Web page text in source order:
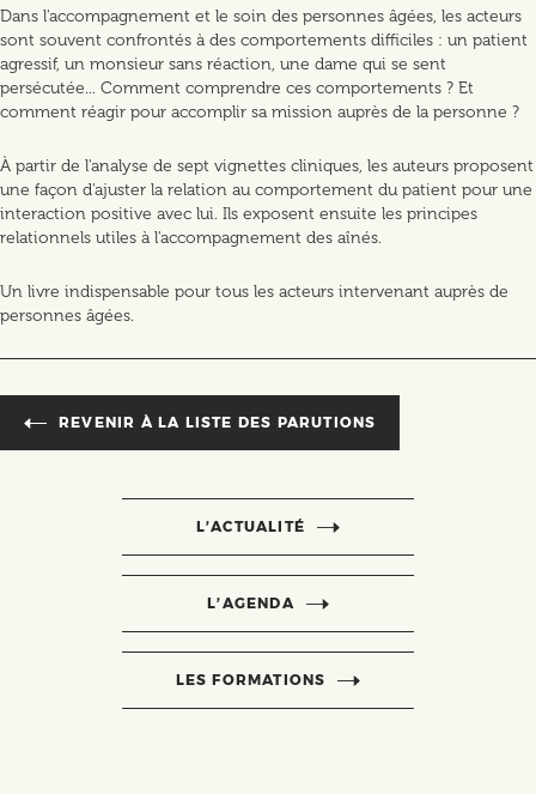
Dans l'accompagnement et le soin des personnes âgées, les acteurs
sont souvent confrontés à des comportements difficiles : un patient
agressif, un monsieur sans réaction, une dame qui se sent
persécutée... Comment comprendre ces comportements ? Et
comment réagir pour accomplir sa mission auprès de la personne ?
À partir de l'analyse de sept vignettes cliniques, les auteurs proposent
une façon d'ajuster la relation au comportement du patient pour une
interaction positive avec lui. Ils exposent ensuite les principes
relationnels utiles à l'accompagnement des aînés.
Un livre indispensable pour tous les acteurs intervenant auprès de
personnes âgées.
REVENIR À LA LISTE DES PARUTIONS
L’ACTUALITÉ
L’AGENDA
LES FORMATIONS